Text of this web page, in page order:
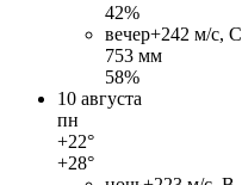
42%
вечер+242 м/c, С
753 мм
58%
10 августа
пн
+22°
+28°